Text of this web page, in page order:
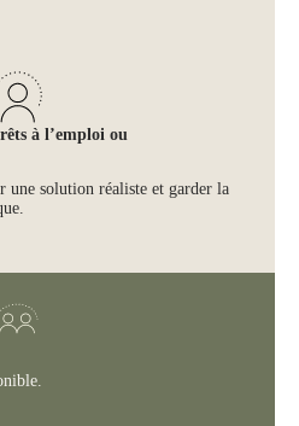
à l’emploi ou
une solution réaliste et garder la